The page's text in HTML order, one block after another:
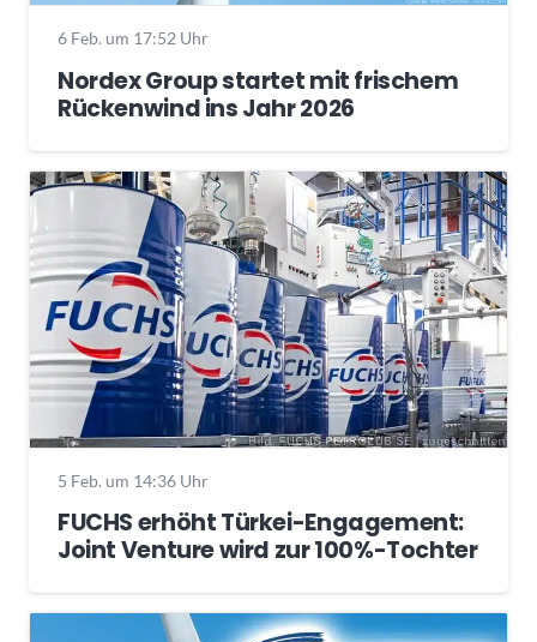
6 Feb. um 17:52 Uhr
Nordex Group startet mit frischem
Rückenwind ins Jahr 2026
5 Feb. um 14:36 Uhr
FUCHS erhöht Türkei-Engagement:
Joint Venture wird zur 100%-Tochter